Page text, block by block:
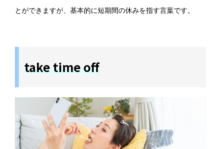
とができますが、基本的に短期間の休みを指す言葉です。
take time off